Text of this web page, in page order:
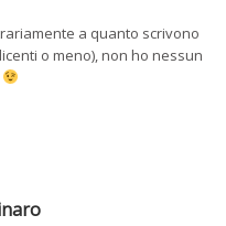
a quanto scrivono
o meno), non ho nessun